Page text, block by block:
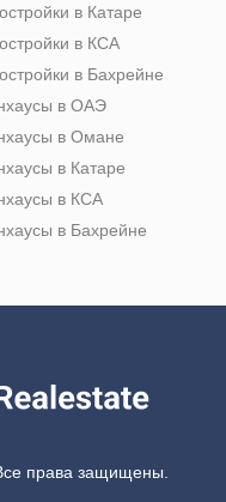
в Катаре
в КСА
в Бахрейне
в ОАЭ
в Омане
в Катаре
в КСА
в Бахрейне
права защищены.